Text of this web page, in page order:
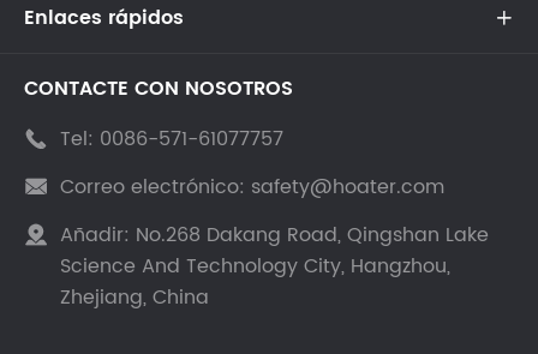
Enlaces rápidos 
CONTACTE CON NOSOTROS
 Tel: 0086-571-61077757
 Correo electrónico: safety@hoater.com
 Añadir: No.268 Dakang Road, Qingshan Lake
Science And Technology City, Hangzhou,
Zhejiang, China